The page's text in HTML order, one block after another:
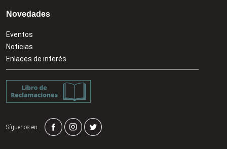
Novedades
Eventos
Noticias
Enlaces de interés
Síguenos en